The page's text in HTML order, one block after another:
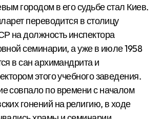
городом в его судьбе стал Киев.
переводится в столицу
на должность инспектора
семинарии, а уже в июле 1958
в сан архимандрита и
этого учебного заведения.
совпало по времени с началом
гонений на религию, в ходе